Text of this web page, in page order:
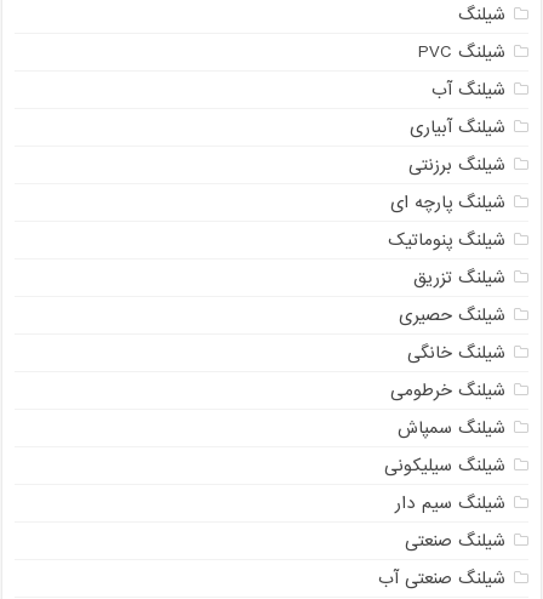
شیلنگ
شیلنگ PVC
شیلنگ آب
شیلنگ آبیاری
شیلنگ برزنتی
شیلنگ پارچه ای
شیلنگ پنوماتیک
شیلنگ تزریق
شیلنگ حصیری
شیلنگ خانگی
شیلنگ خرطومی
شیلنگ سمپاش
شیلنگ سیلیکونی
شیلنگ سیم دار
شیلنگ صنعتی
شیلنگ صنعتی آب